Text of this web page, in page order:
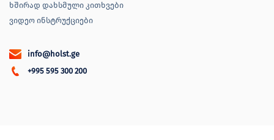
ხშირად დახსმული კითხვები
ვიდეო ინსტრუქციები
info@holst.ge
+995 595 300 200